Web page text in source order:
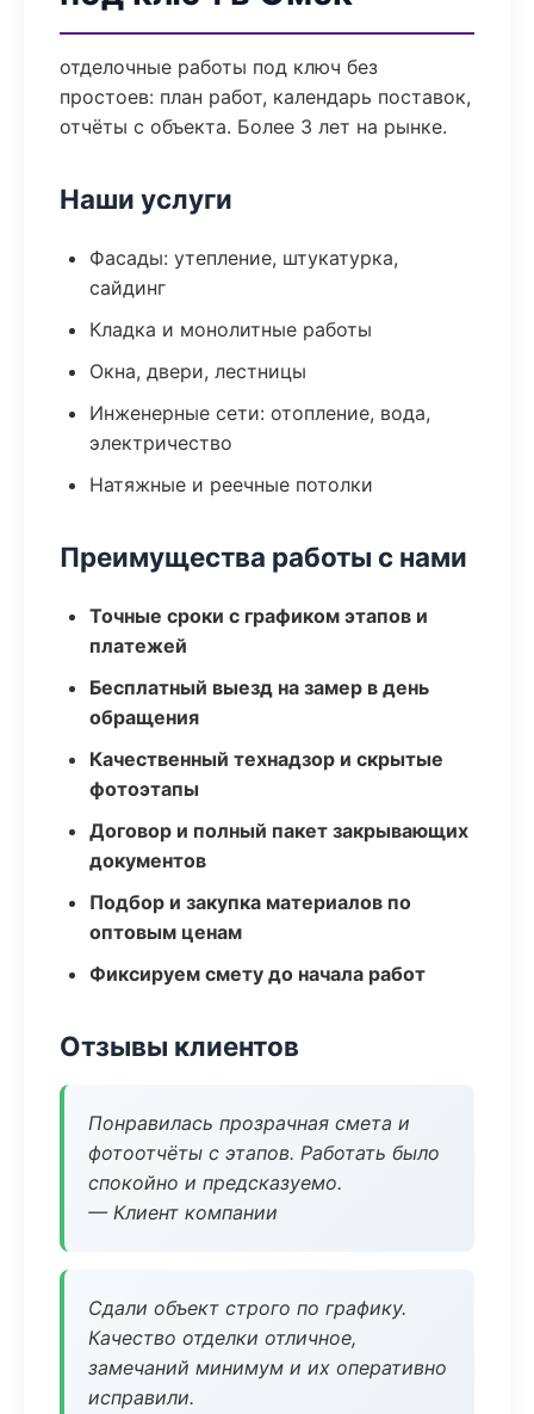
отделочные работы под ключ без
простоев: план работ, календарь поставок,
отчёты с объекта. Более 3 лет на рынке.
Наши услуги
Фасады: утепление, штукатурка,
сайдинг
Кладка и монолитные работы
Окна, двери, лестницы
Инженерные сети: отопление, вода,
электричество
Натяжные и реечные потолки
Преимущества работы с нами
Точные сроки с графиком этапов и
платежей
Бесплатный выезд на замер в день
обращения
Качественный технадзор и скрытые
фотоэтапы
Договор и полный пакет закрывающих
документов
Подбор и закупка материалов по
оптовым ценам
Фиксируем смету до начала работ
Отзывы клиентов
Понравилась прозрачная смета и
фотоотчёты с этапов. Работать было
спокойно и предсказуемо.
— Клиент компании
Сдали объект строго по графику.
Качество отделки отличное,
замечаний минимум и их оперативно
исправили.